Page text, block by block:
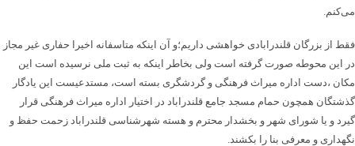
می‌کنم.
فقط از بزرگان قلندرابادی خواهشی داریم؛و آن اینکه متاسفانه اخیرا حفاری غیر مجاز
در این محوطه صورت گرفته است ولی بخاطر اینکه به ثبت ملی نرسیده است این
مکان ،دست اداره میراث فرهنگی و گردشگری بسته است، مستدعیست این یادگار
گذشتگان همچون حمام مسجد جامع قلندراباد در اختیار اداره میراث فرهنگی قرار
گیرد و یا شورای شهر و بخشدار محترم و هسته شهرشناسی قلندراباد زحمت حفظ و
نگهداری و معرفی بنا را بکشند.